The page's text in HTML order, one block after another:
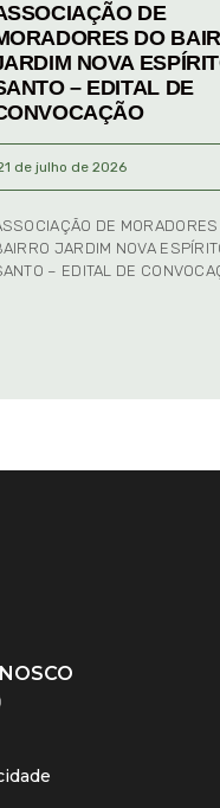
DE
DO
NOVA
– EDITAL DE
de julho de 2026
DE MORADORES
JARDIM NOVA
– EDITAL DE